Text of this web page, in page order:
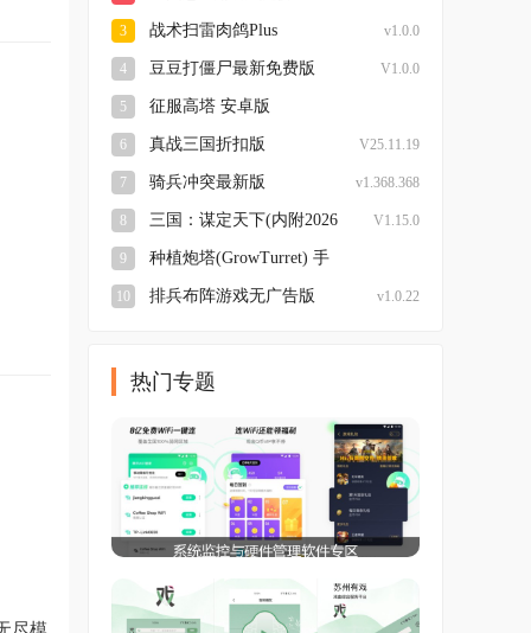
尽模
3 战术扫雷肉鸽Plus v1.0.0
4 豆豆打僵尸最新免费版 V1.0.0
5 征服高塔 安卓版
6
真战三国折扣版 V25.11.19
7 骑兵冲突最新版 v1.368.368
8
三国：谋定天下(内附2026
V1.15.0
9
种植炮塔(GrowTurret) 手
10
排兵布阵游戏无广告版 v1.0.22
热门专题